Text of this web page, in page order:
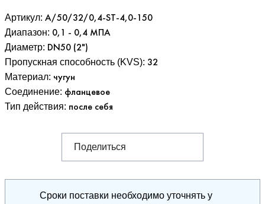
Артикул: A/50/32/0,4-ST-4,0-150
Диапазон: 0,1 - 0,4 МПА
Диаметр: DN50 (2")
Пропускная способность (KVS): 32
Материал: чугун
Соединение: фланцевое
Тип действия: после себя
Поделиться
Сроки поставки необходимо уточнять у